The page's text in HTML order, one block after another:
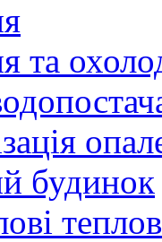
та
будинок